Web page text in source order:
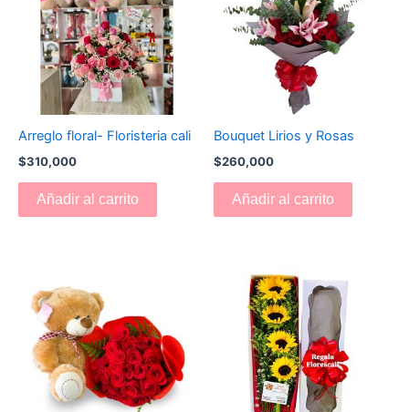
Arreglo floral- Floristeria cali
$310,000
Añadir al carrito
Bouquet Lirios y Rosas
$260,000
Añadir al carrito